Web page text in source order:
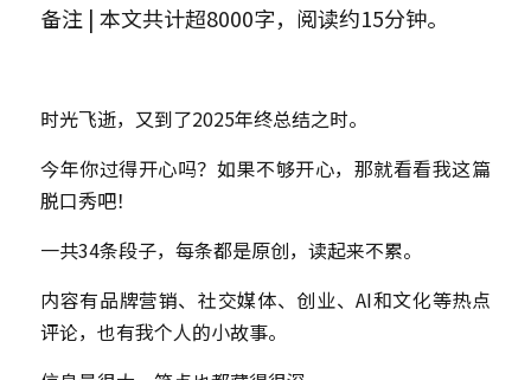
备注 | 本文共计超8000字，阅读约15分钟。
时光飞逝，又到了2025年终总结之时。
今年你过得开心吗？如果不够开心，那就看看我这篇
脱口秀吧！
一共34条段子，每条都是原创，读起来不累。
内容有品牌营销、社交媒体、创业、AI和文化等热点
评论，也有我个人的小故事。